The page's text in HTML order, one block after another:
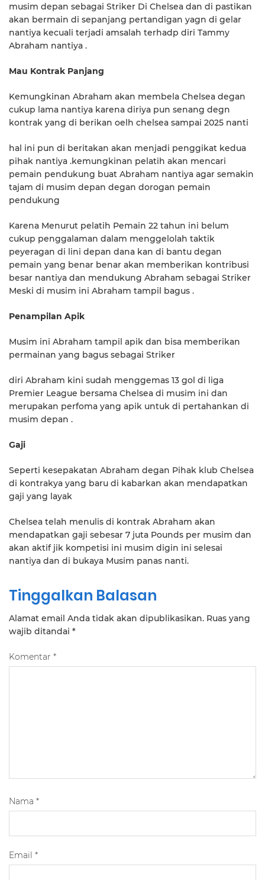
musim depan sebagai Striker Di Chelsea dan di pastikan
akan bermain di sepanjang pertandigan yagn di gelar
nantiya kecuali terjadi amsalah terhadp diri Tammy
Abraham nantiya .
Mau Kontrak Panjang
Kemungkinan Abraham akan membela Chelsea degan
cukup lama nantiya karena diriya pun senang degn
kontrak yang di berikan oelh chelsea sampai 2025 nanti
hal ini pun di beritakan akan menjadi penggikat kedua
pihak nantiya .kemungkinan pelatih akan mencari
pemain pendukung buat Abraham nantiya agar semakin
tajam di musim depan degan dorogan pemain
pendukung
Karena Menurut pelatih Pemain 22 tahun ini belum
cukup penggalaman dalam menggelolah taktik
peyeragan di lini depan dana kan di bantu degan
pemain yang benar benar akan memberikan kontribusi
besar nantiya dan mendukung Abraham sebagai Striker
Meski di musim ini Abraham tampil bagus .
Penampilan Apik
Musim ini Abraham tampil apik dan bisa memberikan
permainan yang bagus sebagai Striker
diri Abraham kini sudah menggemas 13 gol di liga
Premier League bersama Chelsea di musim ini dan
merupakan perfoma yang apik untuk di pertahankan di
musim depan .
Gaji
Seperti kesepakatan Abraham degan Pihak klub Chelsea
di kontrakya yang baru di kabarkan akan mendapatkan
gaji yang layak
Chelsea telah menulis di kontrak Abraham akan
mendapatkan gaji sebesar 7 juta Pounds per musim dan
akan aktif jik kompetisi ini musim digin ini selesai
nantiya dan di bukaya Musim panas nanti.
Tinggalkan Balasan
Alamat email Anda tidak akan dipublikasikan. Ruas yang
wajib ditandai *
Komentar *
Nama *
Email *